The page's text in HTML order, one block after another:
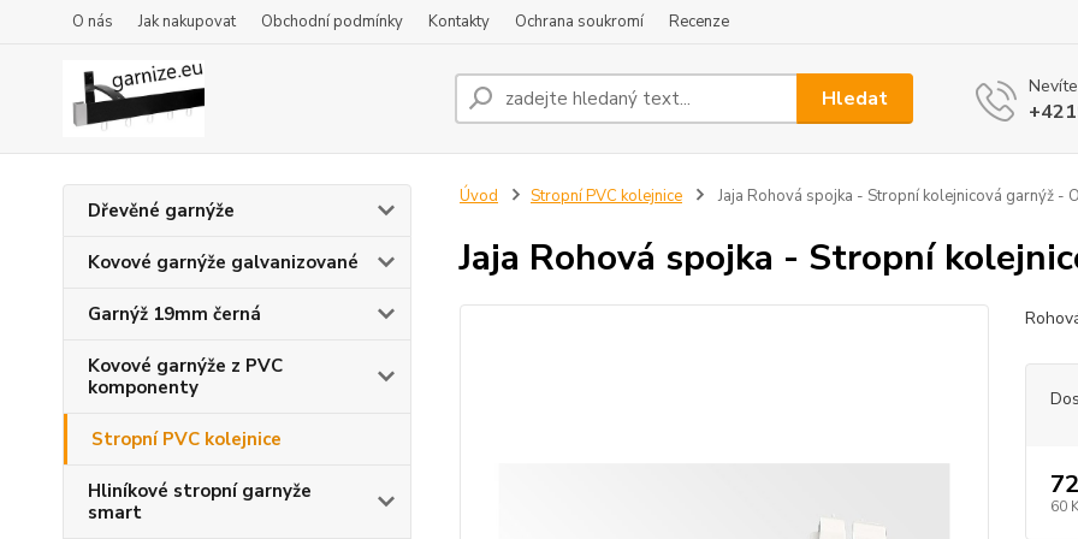
O nás Jak nakupovat Obchodní podmínky Kontakty Ochrana soukromí Recenze
Hledat
Dřevěné garnýže
Kovové garnýže galvanizované
Garnýž 19mm černá
Kovové garnýže z PVC
komponenty
Stropní PVC kolejnice
Hliníkové stropní garnyže
smart
Úvod Stropní PVC kolejnice Jaja Rohová spojka - Stropní kolejnicová garnýž -
Jaja Rohová spojka - Stropní
60